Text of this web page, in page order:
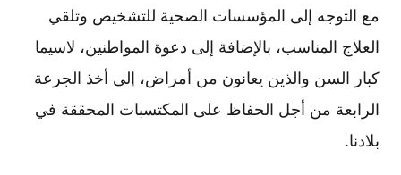
مع التوجه إلى المؤسسات الصحية للتشخيص وتلقي
العلاج المناسب، بالإضافة إلى دعوة المواطنين، لاسيما
كبار السن والذين يعانون من أمراض، إلى أخذ الجرعة
الرابعة من أجل الحفاظ على المكتسبات المحققة في
بلادنا.